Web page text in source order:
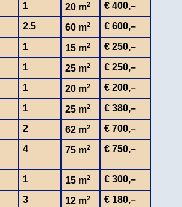
1 20 m2
€ 400,–
2.5 60 m2
€ 600,–
1 15 m2
€ 250,–
1 25 m2
€ 250,–
1 20 m2
€ 200,–
1 25 m2
€ 380,–
2 62 m2
€ 700,–
4 75 m2 € 750,–
1 15 m2
€ 300,–
3 12 m2
€ 180,–